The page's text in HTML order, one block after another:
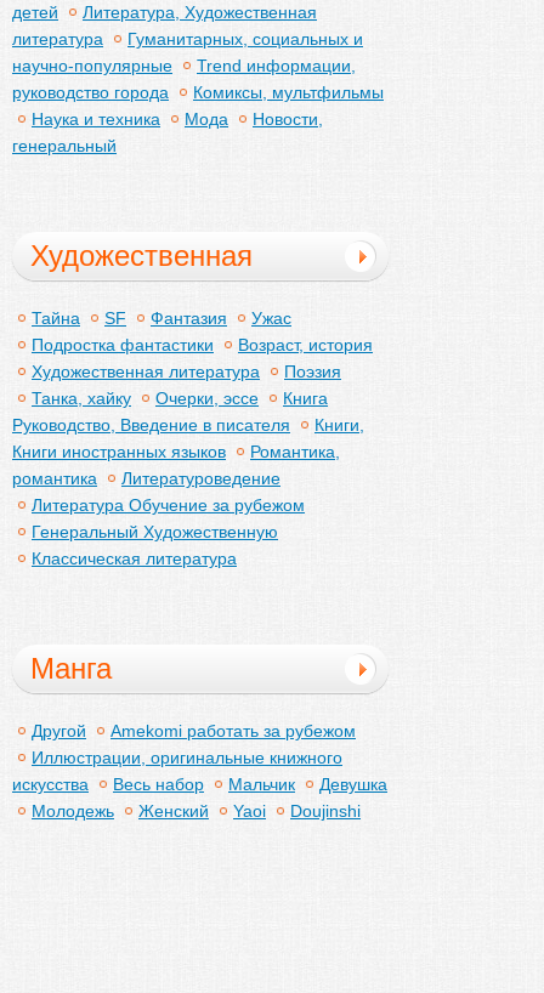
детей
Литература, Художественная
литература
Гуманитарных, социальных и
научно-популярные
Trend информации,
руководство города
Комиксы, мультфильмы
Наука и техника
Мода
Новости,
генеральный
Художественная
литература
Тайна SF Фантазия
Ужас
Подростка фантастики
Возраст, история
Художественная литература
Поэзия
Танка, хайку
Очерки, эссе
Книга
Руководство, Введение в писателя
Книги,
Книги иностранных языков
Романтика,
романтика
Литературоведение
Литература Обучение за рубежом
Генеральный Художественную
Классическая литература
Манга
Другой
Amekomi работать за рубежом
Иллюстрации, оригинальные книжного
искусства
Весь набор Мальчик
Девушка
Молодежь
Женский Yaoi Doujinshi